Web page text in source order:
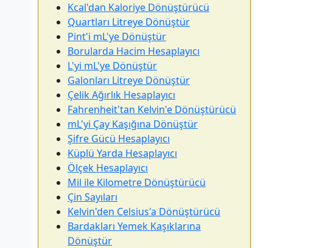
Kcal'dan Kaloriye Dönüştürücü
Quartları Litreye Dönüştür
Pint'i mL'ye Dönüştür
Borularda Hacim Hesaplayıcı
L'yi mL'ye Dönüştür
Galonları Litreye Dönüştür
Çelik Ağırlık Hesaplayıcı
Fahrenheit'tan Kelvin'e Dönüştürücü
mL'yi Çay Kaşığına Dönüştür
Şifre Gücü Hesaplayıcı
Küplü Yarda Hesaplayıcı
Ölçek Hesaplayıcı
Mil ile Kilometre Dönüştürücü
Çin Sayıları
Kelvin'den Celsius'a Dönüştürücü
Bardakları Yemek Kaşıklarına
Dönüştür